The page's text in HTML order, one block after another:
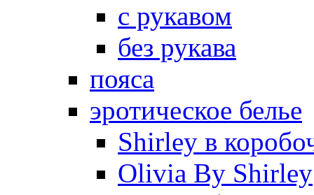
с рукавом
без рукава
пояса
эротическое белье
Shirley в
Olivia By Shirley